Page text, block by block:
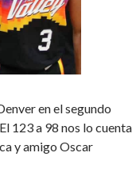
en el segundo
123 a 98 nos lo cuenta
y amigo Oscar